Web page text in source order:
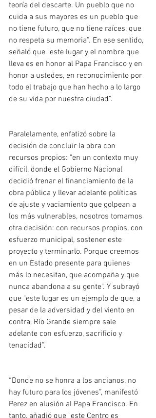
teoría del descarte. Un pueblo que no
cuida a sus mayores es un pueblo que
no tiene futuro, que no tiene raíces, que
no respeta su memoria”. En ese sentido,
señaló que "este lugar y el nombre que
lleva es en honor al Papa Francisco y en
honor a ustedes, en reconocimiento por
todo el trabajo que han hecho a lo largo
de su vida por nuestra ciudad”.
Paralelamente, enfatizó sobre la
decisión de concluir la obra con
recursos propios: "en un contexto muy
difícil, donde el Gobierno Nacional
decidió frenar el financiamiento de la
obra pública y llevar adelante políticas
de ajuste y vaciamiento que golpean a
los más vulnerables, nosotros tomamos
otra decisión: con recursos propios, con
esfuerzo municipal, sostener este
proyecto y terminarlo. Porque creemos
en un Estado presente para quienes
más lo necesitan, que acompaña y que
nunca abandona a su gente". Y subrayó
que "este lugar es un ejemplo de que, a
pesar de la adversidad y del viento en
contra, Río Grande siempre sale
adelante con esfuerzo, sacrificio y
tenacidad”.
“Donde no se honra a los ancianos, no
hay futuro para los jóvenes”, manifestó
Perez en alusión al Papa Francisco. En